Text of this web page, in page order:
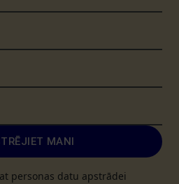
MANI
personas datu apstrādei